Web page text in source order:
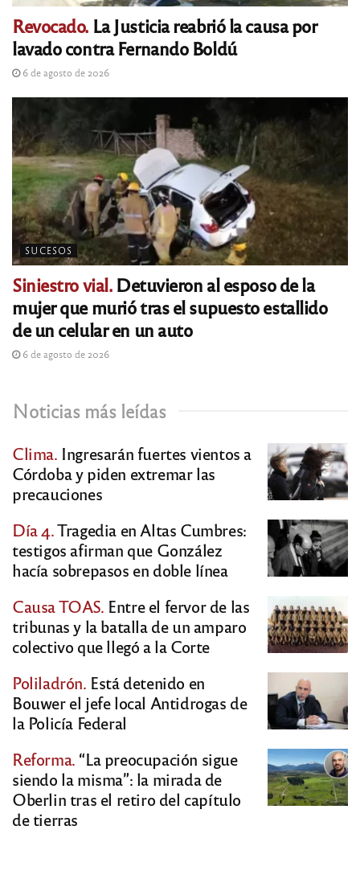
Revocado. La Justicia reabrió la causa por
lavado contra Fernando Boldú
6 de agosto de 2026
SUCESOS
Siniestro vial.Detuvieron al esposo de la
mujer que murió tras el supuesto estallido
de un celular en un auto
6 de agosto de 2026
Noticias más leídas
Clima. Ingresarán fuertes vientos a
Córdoba y piden extremar las
precauciones
Día 4.Tragedia en Altas Cumbres:
testigos afirman que González
hacía sobrepasos en doble línea
Causa TOAS. Entre el fervor de las
tribunas y la batalla de un amparo
colectivo que llegó a la Corte
Poliladrón. Está detenido en
Bouwer el jefe local Antidrogas de
la Policía Federal
Reforma. “La preocupación sigue
siendo la misma”: la mirada de
Oberlin tras el retiro del capítulo
de tierras